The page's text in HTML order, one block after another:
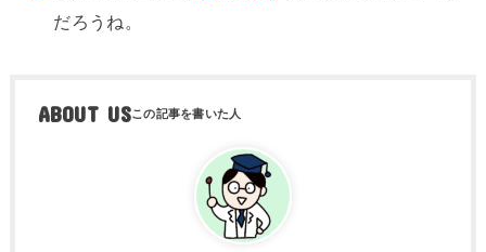
だろうね。
ABOUT US